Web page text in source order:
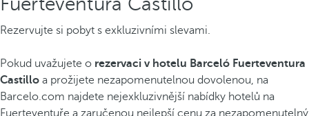
Rezervujte si pobyt s exkluzivními slevami.
Pokud uvažujete o rezervaci v hotelu Barceló Fuerteventura
Castillo a prožijete nezapomenutelnou dovolenou, na
Barcelo.com najdete nejexkluzivnější nabídky hotelů na
Fuerteventuře a zaručenou nejlepší cenu za nezapomenutelný